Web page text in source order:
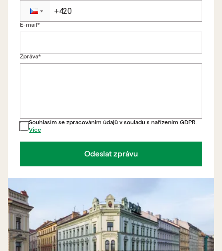
Zpět na formulář
E-mail*
Zpráva*
Souhlasím se zpracováním údajů v souladu s nařízením GDPR.
Více
Odeslat zprávu